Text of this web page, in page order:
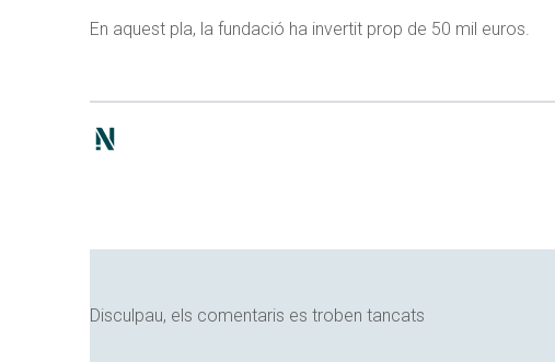
En aquest pla, la fundació ha invertit prop de 50 mil euros.
Disculpau, els comentaris es troben tancats